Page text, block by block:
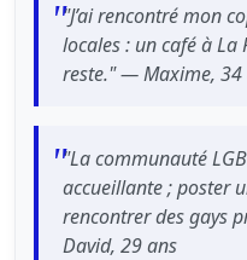
"J’ai rencontré mon
locales : un café à La
reste." — Maxime, 34
"La communauté
accueillante ; poster
rencontrer des gays
David, 29 ans